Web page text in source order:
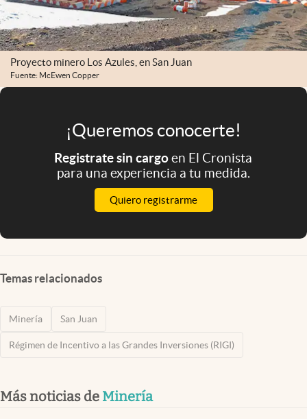
Mediakit
abre en nueva pestaña
Argentina
Proyecto minero Los Azules, en San Juan
Fuente: McEwen Copper
¡Queremos conocerte!
Registrate sin cargoen El Cronista
para una experiencia a tu medida.
Quiero registrarme
Temas relacionados
Minería San Juan
Régimen de Incentivo a las Grandes Inversiones (RIGI)
Más noticias de Minería